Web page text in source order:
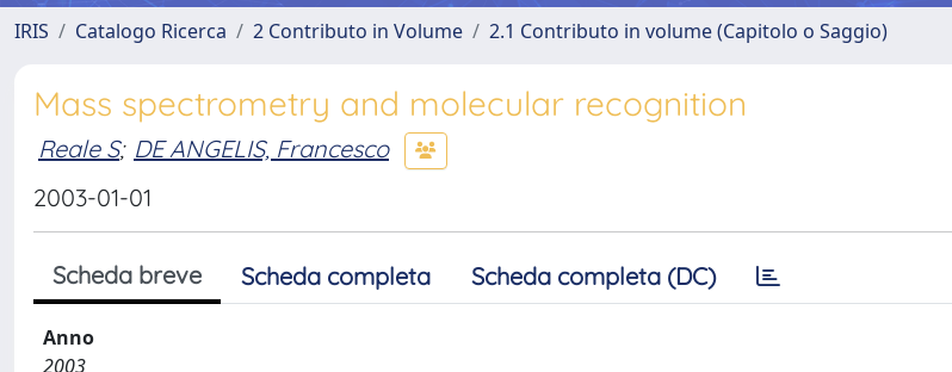
IRIS Catalogo Ricerca 2 Contributo in Volume 2.1 Contributo in volume (Capitolo o Saggio)
Mass spectrometry and molecular recognition
Reale S; DE ANGELIS, Francesco
2003-01-01
Scheda breve Scheda completa Scheda completa (DC)
Anno
2003